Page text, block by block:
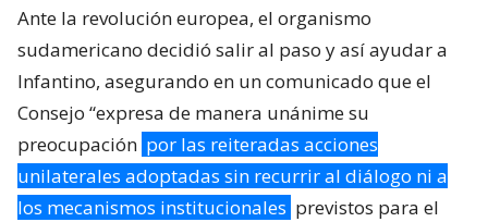
Ante la revolución europea, el organismo
sudamericano decidió salir al paso y así ayudar a
Infantino, asegurando en un comunicado que el
Consejo “expresa de manera unánime su
preocupación por las reiteradas acciones
unilaterales adoptadas sin recurrir al diálogo ni a
los mecanismos institucionales previstos para el